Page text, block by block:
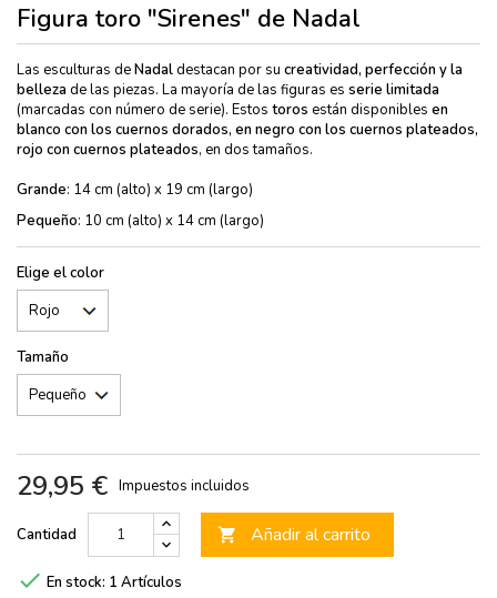
Figura toro "Sirenes" de Nadal
Las esculturas deNadaldestacan por su creatividad, perfección y la
belleza de las piezas. La mayoría de las figuras es serie limitada
(marcadas con número de serie). Estos toros están disponibles en
blanco con los cuernos dorados, en negro con los cuernos plateados,
rojo con cuernos plateados, en dos tamaños.
Grande: 14 cm (alto) x 19 cm (largo)
Pequeño: 10 cm (alto) x 14 cm (largo)
Elige el color
Tamaño
29,95 € Impuestos incluidos
Cantidad  Añadir al carrito
 En stock: 1 Artículos